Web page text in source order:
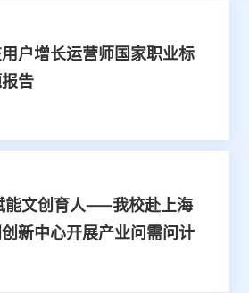
户增长运营师国家职业标
告
能文创育人——我校赴上海
新中心开展产业问需问计